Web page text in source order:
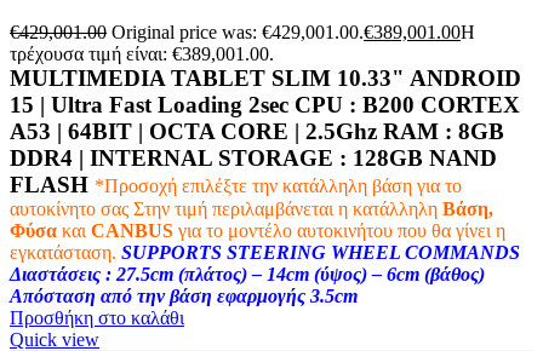
€429,001.00 Original price was: €429,001.00.€389,001.00Η
τρέχουσα τιμή είναι: €389,001.00.
MULTIMEDIA TABLET SLIM 10.33" ANDROID
15 | Ultra Fast Loading 2sec CPU : B200 CORTEX
A53 | 64BIT | OCTA CORE | 2.5Ghz RAM : 8GB
DDR4 | INTERNAL STORAGE : 128GB NAND
FLASH *Προσοχή επιλέξτε την κατάλληλη βάση για το
αυτοκίνητο σας Στην τιμή περιλαμβάνεται η κατάλληλη Βάση,
Φύσα και CANBUS για το μοντέλο αυτοκινήτου που θα γίνει η
εγκατάσταση. SUPPORTS STEERING WHEEL COMMANDS
Διαστάσεις : 27.5cm (πλάτος) – 14cm (ύψος) – 6cm (βάθος)
Απόσταση από την βάση εφαρμογής 3.5cm
Προσθήκη στο καλάθι
Quick view